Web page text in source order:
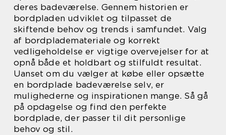
deres badeværelse. Gennem historien er
bordpladen udviklet og tilpasset de
skiftende behov og trends i samfundet. Valg
af bordplademateriale og korrekt
vedligeholdelse er vigtige overvejelser for at
opnå både et holdbart og stilfuldt resultat.
Uanset om du vælger at købe eller opsætte
en bordplade badeværelse selv, er
mulighederne og inspirationen mange. Så gå
på opdagelse og find den perfekte
bordplade, der passer til dit personlige
behov og stil.